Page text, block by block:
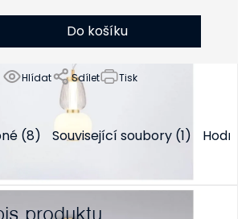
Tisk
Hlídat Sdílet
Do košíku
(8) Související soubory (1)
produktu